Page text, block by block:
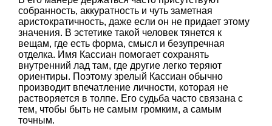
собранность, аккуратность и чуть заметная
аристократичность, даже если он не придает этому
значения. В эстетике такой человек тянется к
вещам, где есть форма, смысл и безупречная
отделка. Имя Кассиан помогает сохранять
внутренний лад там, где другие легко теряют
ориентиры. Поэтому зрелый Кассиан обычно
производит впечатление личности, которая не
растворяется в толпе. Его судьба часто связана с
тем, чтобы быть не самым громким, а самым
точным.